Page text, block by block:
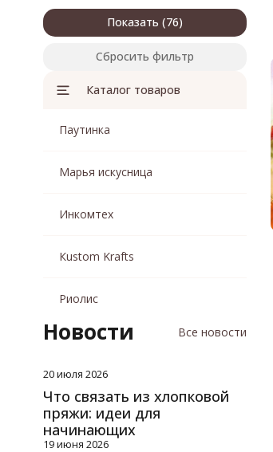
Показать
Сбросить фильтр
Каталог товаров
Паутинка
Марья искусница
Инкомтех
Кustom Krafts
Риолис
Новости Все новости
20 июля 2026
Что связать из хлопковой
пряжи: идеи для
начинающих
19 июня 2026